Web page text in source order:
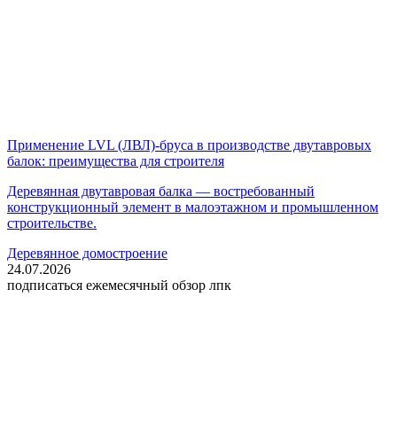
Применение LVL (ЛВЛ)-бруса в производстве двутавровых
балок: преимущества для строителя
Деревянная двутавровая балка — востребованный
конструкционный элемент в малоэтажном и промышленном
строительстве.
Деревянное домостроение
24.07.2026
подписаться ежемесячный обзор лпк